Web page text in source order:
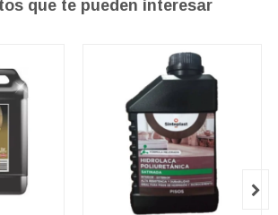
que te pueden interesar
